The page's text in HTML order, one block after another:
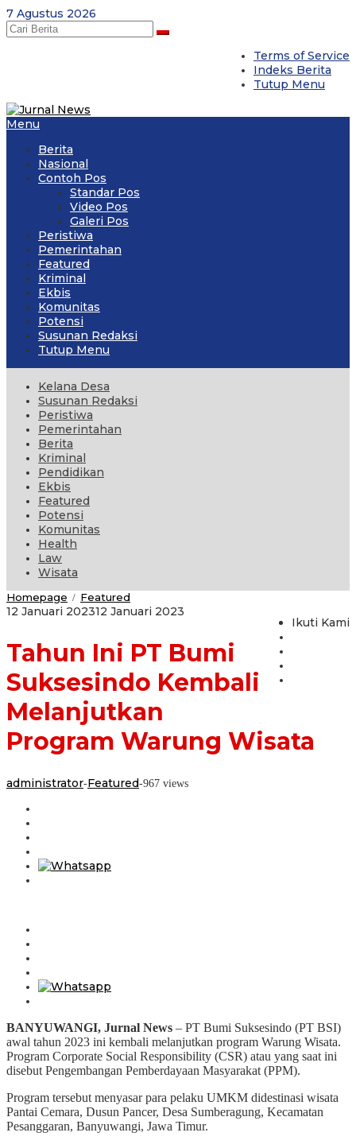
Skip
to
content
7 Agustus 2026
Terms of Service
Indeks Berita
Tutup Menu
Menu
Berita
Nasional
Contoh Pos
Standar Pos
Video Pos
Galeri Pos
Peristiwa
Pemerintahan
Featured
Kriminal
Ekbis
Komunitas
Potensi
Susunan Redaksi
Tutup Menu
Kelana Desa
Susunan Redaksi
Peristiwa
Pemerintahan
Berita
Kriminal
Pendidikan
Ekbis
Featured
Potensi
Komunitas
Health
Law
Wisata
Homepage / Featured
Ini
Suksesindo
Kembali
Melanjutkan
Program
Wisata
Ikuti Kami
12 Januari 202312 Januari 2023
Tahun Ini PT Bumi
Suksesindo Kembali
Melanjutkan
Program Warung Wisata
administrator-Featured-967 views
BANYUWANGI, Jurnal News – PT Bumi Suksesindo (PT BSI)
awal tahun 2023 ini kembali melanjutkan program Warung Wisata.
Program Corporate Social Responsibility (CSR) atau yang saat ini
disebut Pengembangan Pemberdayaan Masyarakat (PPM).
Program tersebut menyasar para pelaku UMKM didestinasi wisata
Pantai Cemara, Dusun Pancer, Desa Sumberagung, Kecamatan
Pesanggaran, Banyuwangi, Jawa Timur.